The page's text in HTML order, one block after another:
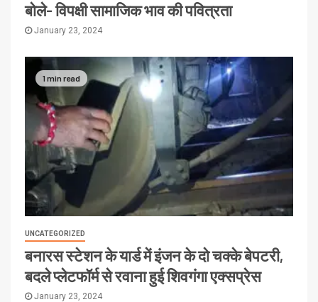
बोले- विपक्षी सामाजिक भाव की पवित्रता
January 23, 2024
1 min read
UNCATEGORIZED
बनारस स्टेशन के यार्ड में इंजन के दो चक्के बेपटरी,
बदले प्लेटफॉर्म से रवाना हुई शिवगंगा एक्सप्रेस
January 23, 2024